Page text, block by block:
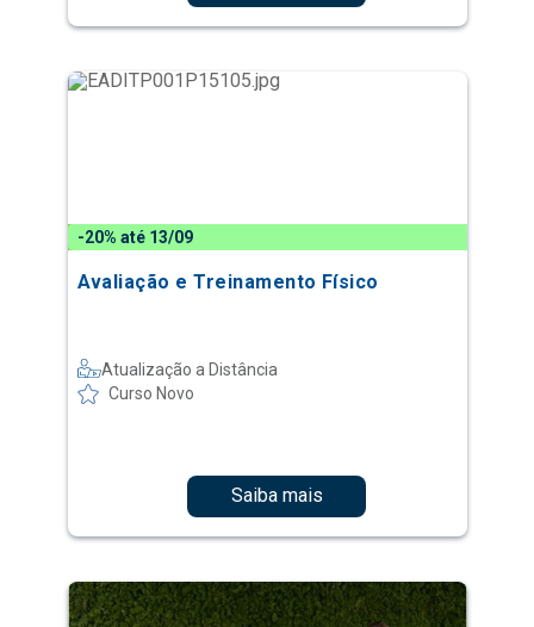
-20% até 13/09
Avaliação e Treinamento Físico
Atualização a Distância
Curso Novo
Saiba mais